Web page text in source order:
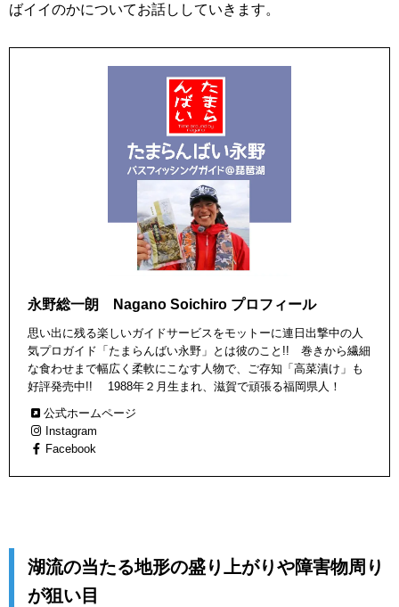
ばイイのかについてお話ししていきます。
永野総一朗 Nagano Soichiro プロフィール
思い出に残る楽しいガイドサービスをモットーに連日出撃中の人
気プロガイド「たまらんばい永野」とは彼のこと!! 巻きから繊細
な食わせまで幅広く柔軟にこなす人物で、ご存知「高菜漬け」も
好評発売中!! 1988年２月生まれ、滋賀で頑張る福岡県人！
公式ホームページ
Instagram
Facebook
湖流の当たる地形の盛り上がりや障害物周り
が狙い目